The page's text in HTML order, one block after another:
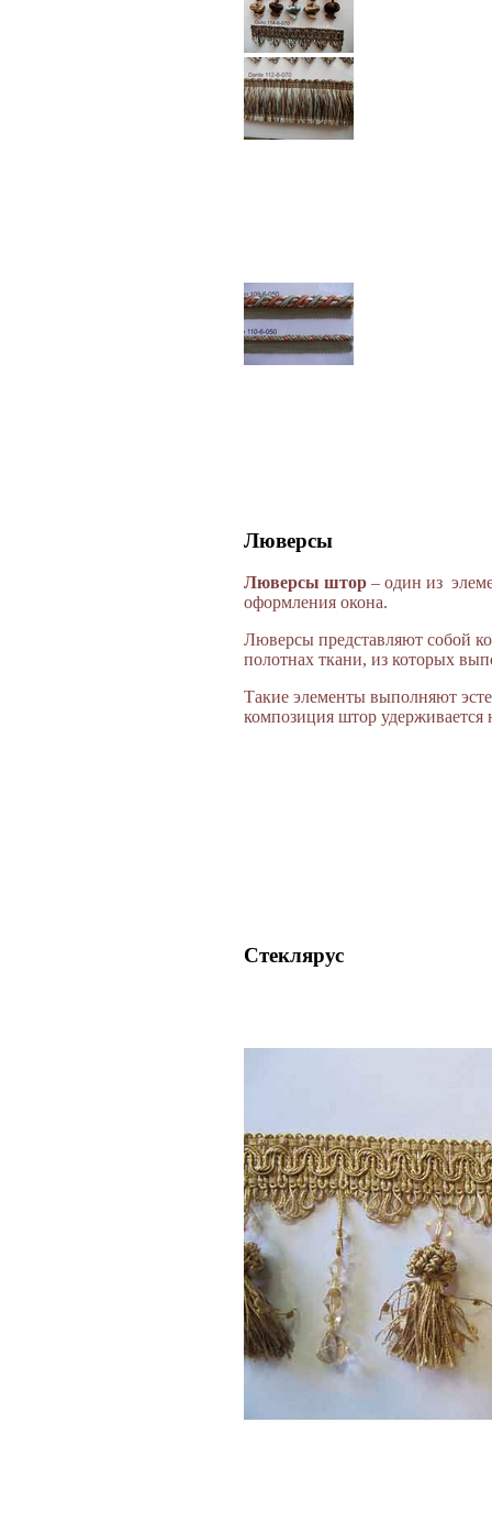
Люверсы
Люверсы штор – один из
оформления окона.
Люверсы представляют собой
полотнах ткани, из которых
Такие элементы выполняют
композиция штор удерживается
Стеклярус